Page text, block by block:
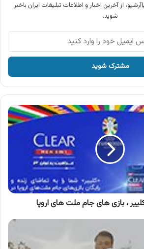
از آخرین اخبار و اطلاعات تبلیغات ایران باخبر
شوید.
، بازی های جام ملت های اروپا